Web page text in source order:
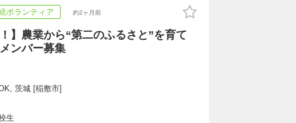
ボランティア 約2ヶ月前
！】農業から“第二のふるさと”を育て
ンバー募集
茨城 [稲敷市]
生